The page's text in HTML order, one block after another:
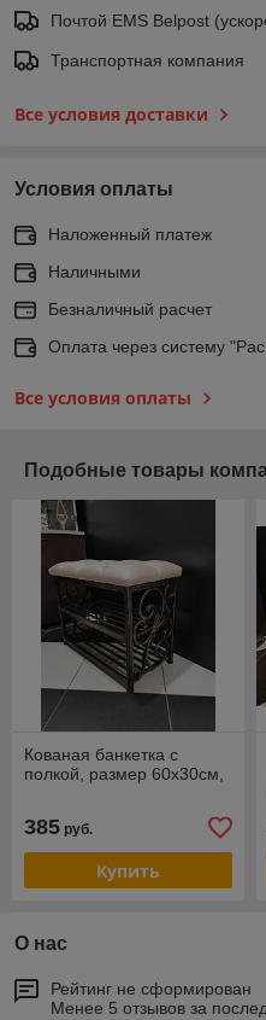
Почтой EMS Belpost
Транспортная компания
Все условия доставки
Условия оплаты
Наложенный платеж
Наличными
Безналичный расчет
Оплата через систему
Все условия оплаты
Подобные товары
Кованая банкетка с
полкой, размер 60х30см,
385 руб.
Купить
О нас
Рейтинг не сформирован
Менее 5 отзывов за